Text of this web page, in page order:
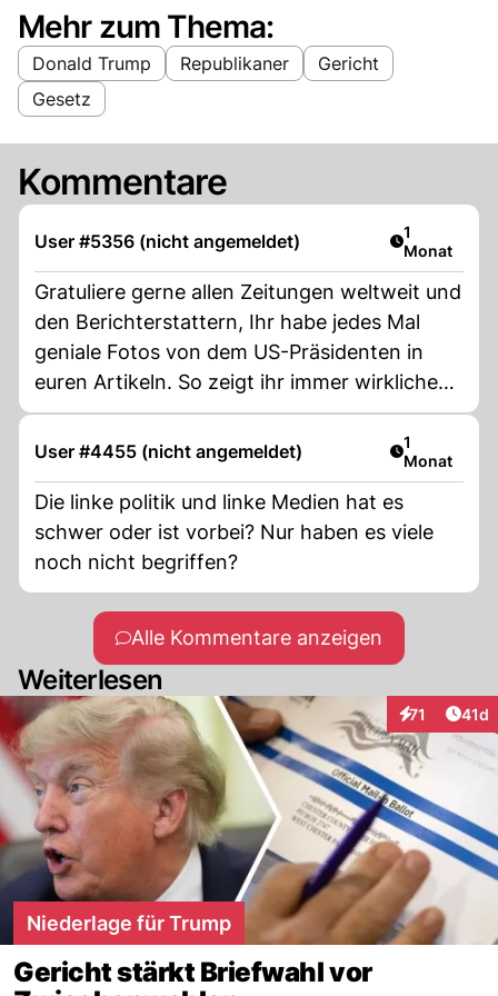
Mehr zum Thema:
Donald Trump Republikaner
Gericht
Gesetz
Kommentare
User #5356 (nicht angemeldet) Artikel
1
Monat
Gratuliere gerne allen Zeitungen weltweit und
den Berichterstattern, Ihr habe jedes Mal
geniale Fotos von dem US-Präsidenten in
euren Artikeln. So zeigt ihr immer wirkliches
Gesicht und seine Verachtung für die
Menschen die nicht Donald Trump heissen.
User #4455 (nicht angemeldet) Artikel
1
Monat
Die linke politik und linke Medien hat es
schwer oder ist vorbei? Nur haben es viele
noch nicht begriffen?
Alle Kommentare anzeigen
Weiterlesen
71
Interaktionen
41d
Niederlage für Trump
Gericht stärkt Briefwahl vor